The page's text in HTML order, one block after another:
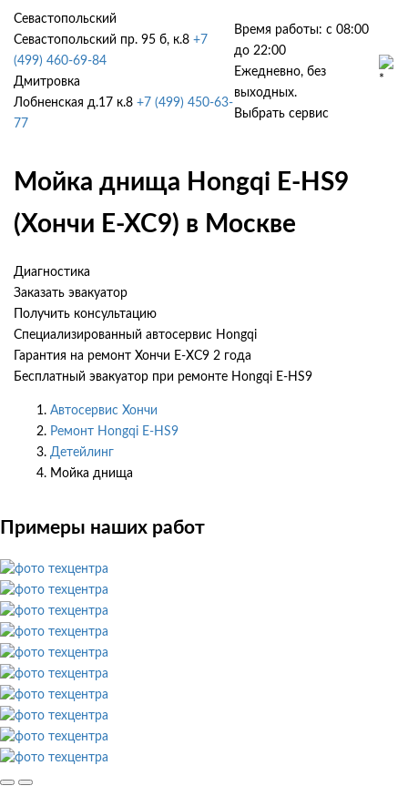
Севастопольский
Севастопольский пр. 95 б, к.8 +7
(499) 460-69-84
Дмитровка
Лобненская д.17 к.8 +7 (499) 450-63-
77
Время работы: с 08:00
до 22:00
Ежедневно, без
выходных.
Выбрать сервис
Мойка днища Hongqi E-HS9
(Хончи Е-ХС9) в Москве
Диагностика
Заказать эвакуатор
Получить консультацию
Специализированный автосервис Hongqi
Гарантия на ремонт Хончи Е-ХС9 2 года
Бесплатный эвакуатор при ремонте Hongqi E-HS9
Автосервис Хончи
Ремонт Hongqi E-HS9
Детейлинг
Мойка днища
Примеры наших работ